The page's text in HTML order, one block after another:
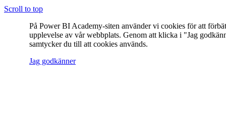
Menu
Scroll to top
På Power BI Academy-siten använder vi cookies för att
upplevelse av vår webbplats. Genom att klicka i "Jag
samtycker du till att cookies används.
Jag godkänner